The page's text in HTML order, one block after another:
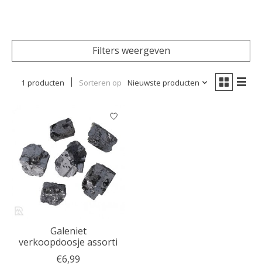
Filters weergeven
1 producten Sorteren op Nieuwste producten
Galeniet
verkoopdoosje assorti
€6,99